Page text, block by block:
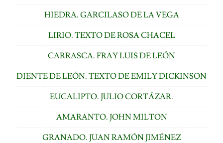
HIEDRA. GARCILASO DE LA VEGA
LIRIO. TEXTO DE ROSA CHACEL
CARRASCA. FRAY LUIS DE LEÓN
DIENTE DE LEÓN. TEXTO DE EMILY DICKINSON
EUCALIPTO. JULIO CORTÁZAR.
AMARANTO. JOHN MILTON
GRANADO. JUAN RAMÓN JIMÉNEZ